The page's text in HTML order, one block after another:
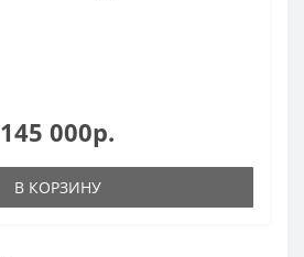
145 000р.
В КОРЗИНУ